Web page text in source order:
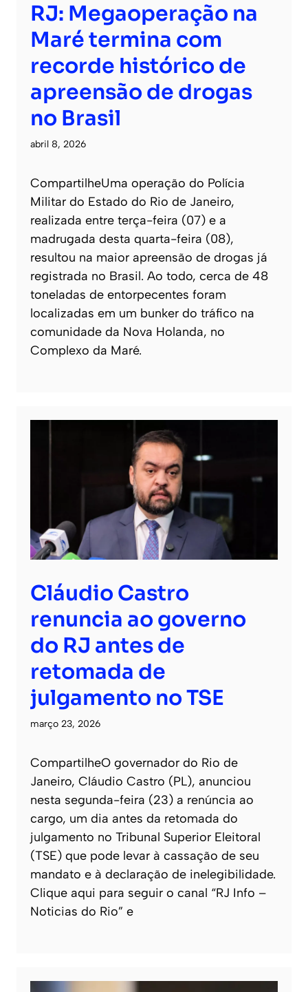
RJ: Megaoperação na
Maré termina com
recorde histórico de
apreensão de drogas
no Brasil
abril 8, 2026
CompartilheUma operação do Polícia
Militar do Estado do Rio de Janeiro,
realizada entre terça-feira (07) e a
madrugada desta quarta-feira (08),
resultou na maior apreensão de drogas já
registrada no Brasil. Ao todo, cerca de 48
toneladas de entorpecentes foram
localizadas em um bunker do tráfico na
comunidade da Nova Holanda, no
Complexo da Maré.
Cláudio Castro
renuncia ao governo
do RJ antes de
retomada de
julgamento no TSE
março 23, 2026
CompartilheO governador do Rio de
Janeiro, Cláudio Castro (PL), anunciou
nesta segunda-feira (23) a renúncia ao
cargo, um dia antes da retomada do
julgamento no Tribunal Superior Eleitoral
(TSE) que pode levar à cassação de seu
mandato e à declaração de inelegibilidade.
Clique aqui para seguir o canal “RJ Info –
Noticias do Rio” e